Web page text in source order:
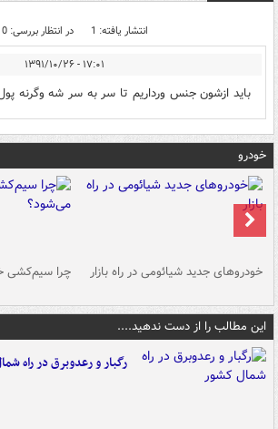
انتشار یافته: 1 در انتظار بررسی: 0
۱۷:۰۱ - ۱۳۹۱/۱۰/۲۶
بايد ازشون جنس ورداريم تا سر به سر شه وگرنه
خودرو
خودروهای جدید شیائومی در راه بازار چرا سیم‌کشی
این مطالب را از دست ندهید....
رگبار و رعدوبرق در راه